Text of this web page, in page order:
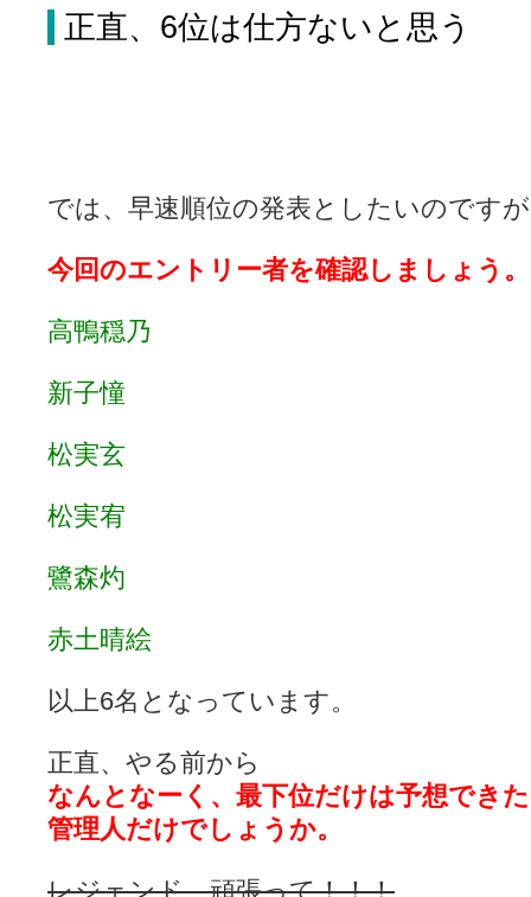
正直、6位は仕方ないと思う
では、早速順位の発表としたいのです
今回のエントリー者を確認しましょう。
高鴨穏乃
新子憧
松実玄
松実宥
鷺森灼
赤土晴絵
以上6名となっています。
正直、やる前から
なんとなーく、最下位だけは予想でき
管理人だけでしょうか。
レジェンド、頑張って！！！